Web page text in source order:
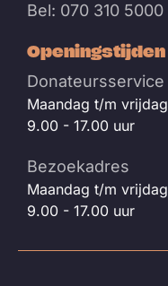
Bel: 070 310 5000
Openingstijden
Donateursservice
Maandag t/m vrijdag
9.00 - 17.00 uur
Bezoekadres
Maandag t/m vrijdag
9.00 - 17.00 uur